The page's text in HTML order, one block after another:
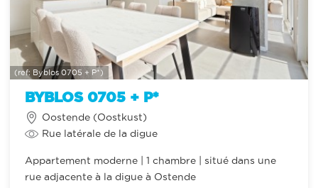
BYBLOS 0705 + P*
(ref: Byblos 0705 + P*)
Oostende (Oostkust)
Rue latérale de la digue
Appartement moderne | 1 chambre | situé dans une
rue adjacente à la digue à Ostende